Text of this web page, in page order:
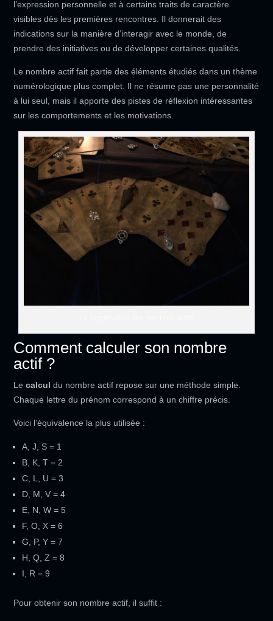
l’expression personnelle et à certains traits de caractère
visibles dès les premières rencontres. Il donnerait des
indications sur la manière d’interagir avec le monde, de
prendre des initiatives ou de développer certaines qualités.
Le nombre actif fait partie des éléments étudiés dans un thème
numérologique plus complet. Il ne résume pas une personnalité
à lui seul, mais il apporte des pistes de réflexion intéressantes
sur les comportements et les motivations.
Comment calculer son nombre
actif ?
Lecalcul du nombre actif repose sur une méthode simple.
Chaque lettre du prénom correspond à un chiffre précis.
Voici l’équivalence la plus utilisée :
A, J, S = 1
B, K, T = 2
C, L, U = 3
D, M, V = 4
E, N, W = 5
F, O, X = 6
G, P, Y = 7
H, Q, Z = 8
I, R = 9
Pour obtenir son nombre actif, il suffit :